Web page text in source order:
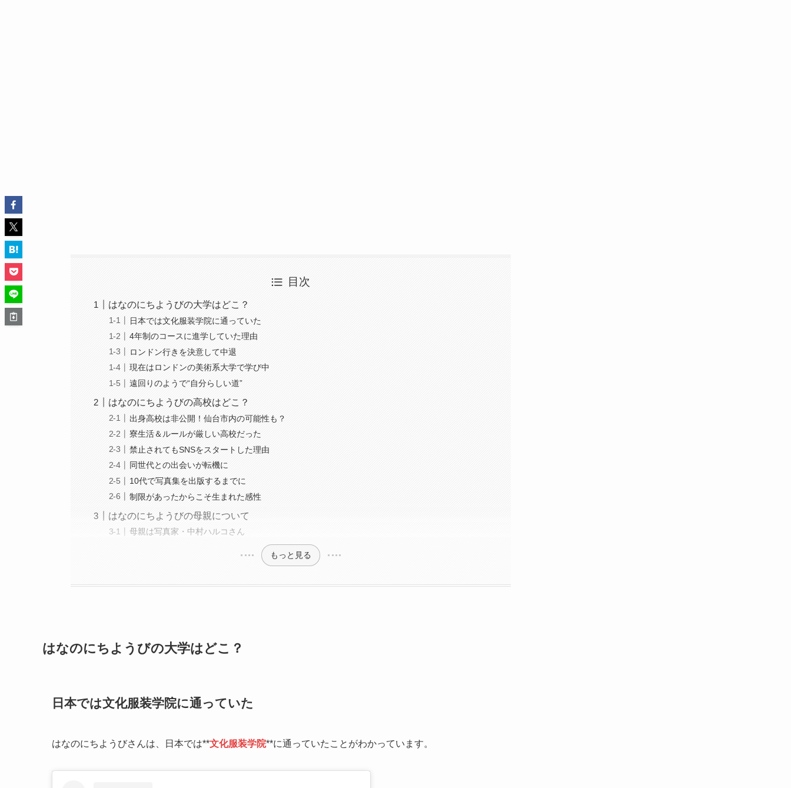
目次
はなのにちようびの大学はどこ？
日本では文化服装学院に通っていた
4年制のコースに進学していた理由
ロンドン行きを決意して中退
現在はロンドンの美術系大学で学び中
遠回りのようで“自分らしい道”
はなのにちようびの高校はどこ？
出身高校は非公開！仙台市内の可能性も？
寮生活＆ルールが厳しい高校だった
禁止されてもSNSをスタートした理由
同世代との出会いが転機に
10代で写真集を出版するまでに
制限があったからこそ生まれた感性
はなのにちようびの母親について
母親は写真家・中村ハルコさん
もっと見る
はなのにちようびの大学はどこ？
日本では文化服装学院に通っていた
はなのにちようびさんは、日本では**文化服装学院**に通っていたことがわかっています。